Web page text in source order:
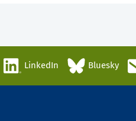
LinkedIn Bluesky